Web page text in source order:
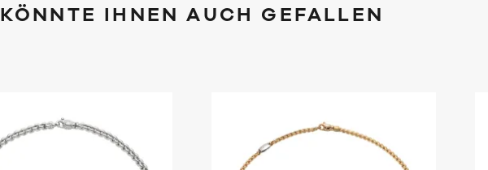
KÖNNTE IHNEN AUCH GEFALLEN